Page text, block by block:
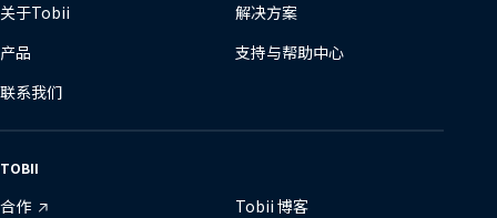
关于Tobii
解决方案
产品
支持与帮助中心
联系我们
TOBII
合作 Tobii 博客